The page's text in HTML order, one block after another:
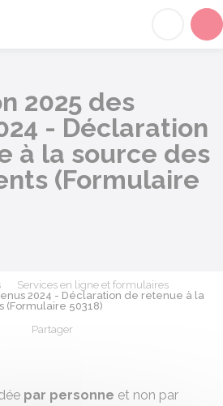
2025 des
- Déclaration
à la source des
(Formulaire
Services en ligne et formulaires
2024 - Déclaration de retenue à la
(Formulaire 50318)
Partager
par personne et non par